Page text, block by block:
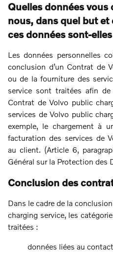
Quelles données
nous, dans quel but
ces données sont-
Les données personnelles
conclusion d’un Contrat de
ou de la fourniture des
service sont traitées afin
Contrat de Volvo public
services de Volvo public
exemple, le chargement à
facturation des services de
au client. (Article 6,
Général sur la Protection des
Conclusion des
Dans le cadre de la
charging service, les
traitées :
données liées au